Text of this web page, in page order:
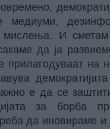
медиуми,
И сметам
да ја
прилагодуваат на
е да се
за борба
да иновираме